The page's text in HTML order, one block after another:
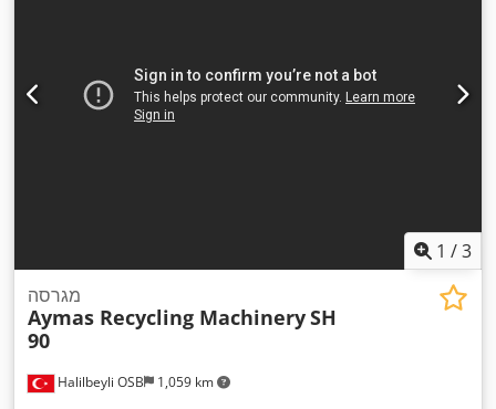
1 /3
Halilbeyli OSB 1,059 km
מגרסה
Aymas Recycling MachinerySH
90